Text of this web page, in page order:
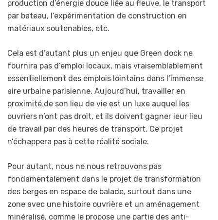
production d’énergie douce liée au fleuve, le transport
par bateau, l’expérimentation de construction en
matériaux soutenables, etc.
Cela est d’autant plus un enjeu que Green dock ne
fournira pas d’emploi locaux, mais vraisemblablement
essentiellement des emplois lointains dans l’immense
aire urbaine parisienne. Aujourd’hui, travailler en
proximité de son lieu de vie est un luxe auquel les
ouvriers n’ont pas droit, et ils doivent gagner leur lieu
de travail par des heures de transport. Ce projet
n’échappera pas à cette réalité sociale.
Pour autant, nous ne nous retrouvons pas
fondamentalement dans le projet de transformation
des berges en espace de balade, surtout dans une
zone avec une histoire ouvrière et un aménagement
minéralisé, comme le propose une partie des anti-